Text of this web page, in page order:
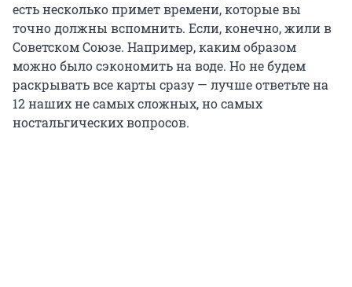
есть несколько примет времени, которые вы
точно должны вспомнить. Если, конечно, жили в
Советском Союзе. Например, каким образом
можно было сэкономить на воде. Но не будем
раскрывать все карты сразу — лучше ответьте на
12 наших не самых сложных, но самых
ностальгических вопросов.